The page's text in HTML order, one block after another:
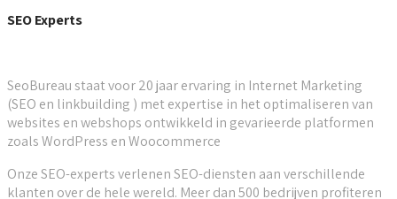
SEO Experts
SeoBureau staat voor 20 jaar ervaring in Internet Marketing
(SEO en linkbuilding ) met expertise in het optimaliseren van
websites en webshops ontwikkeld in gevarieerde platformen
zoals WordPress en Woocommerce
Onze SEO-experts verlenen SEO-diensten aan verschillende
klanten over de hele wereld. Meer dan 500 bedrijven profiteren